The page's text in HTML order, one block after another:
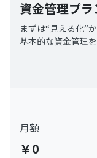
資金管理プ
まずは“見える化”
基本的な資金管理を
月額
￥0